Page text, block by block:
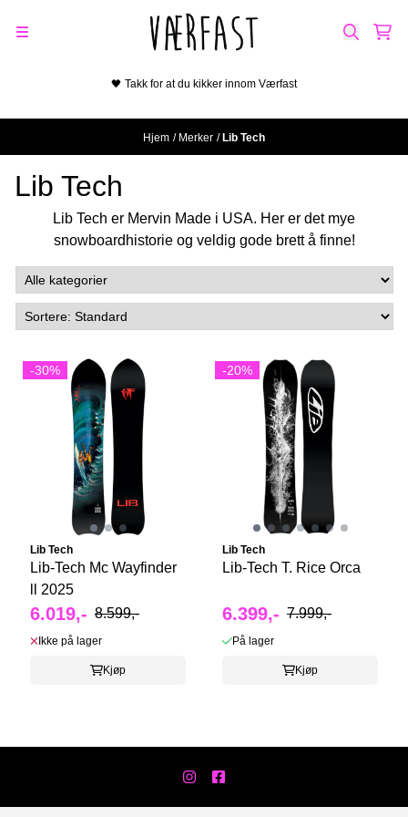
🖤 Takk for at du kikker innom Værfast
Hjem / Merker / Lib Tech
Lib Tech
Lib Tech er Mervin Made i USA. Her er det mye
snowboardhistorie og veldig gode brett å finne!
-30%
Lib Tech
Lib-Tech Mc Wayfinder
ll 2025
6.019,- 8.599,-
Ikke på lager
Kjøp
-20%
Lib Tech
Lib-Tech T. Rice Orca
6.399,- 7.999,-
På lager
Kjøp